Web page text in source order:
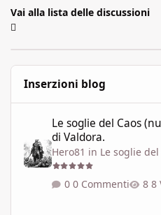
Vai alla lista delle discussioni
Inserzioni blog
Le soglie del Caos
di Valdora.
Hero81 in Le soglie del
0 Commenti 8